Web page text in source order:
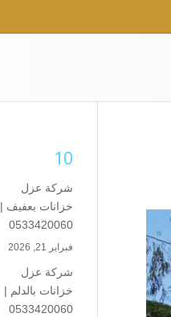
10
شركة عزل
خزانات بعفيف |
0533420060
فبراير 21, 2026
شركة عزل
خزانات بالدلم |
0533420060